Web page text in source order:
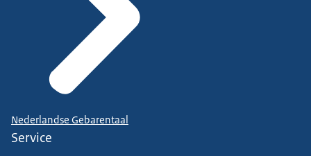
Nederlandse Gebarentaal
Service